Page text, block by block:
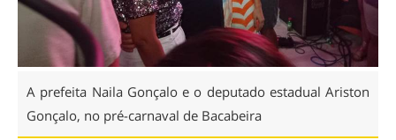
A prefeita Naila Gonçalo e o deputado estadual Ariston
Gonçalo, no pré-carnaval de Bacabeira